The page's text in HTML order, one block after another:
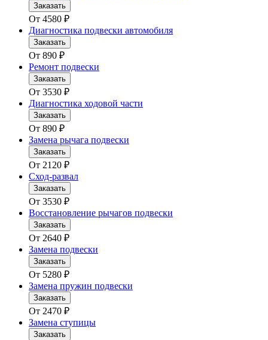
Заказать
От 4580 ₽
Диагностика подвески автомобиля
Заказать
От 890 ₽
Ремонт подвески
Заказать
От 3530 ₽
Диагностика ходовой части
Заказать
От 890 ₽
Замена рычага подвески
Заказать
От 2120 ₽
Сход-развал
Заказать
От 3530 ₽
Восстановление рычагов подвески
Заказать
От 2640 ₽
Замена подвески
Заказать
От 5280 ₽
Замена пружин подвески
Заказать
От 2470 ₽
Замена ступицы
Заказать